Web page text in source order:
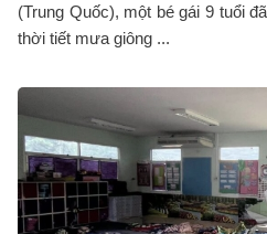
(Trung Quốc), một bé gái 9 tuổi
thời tiết mưa giông ...